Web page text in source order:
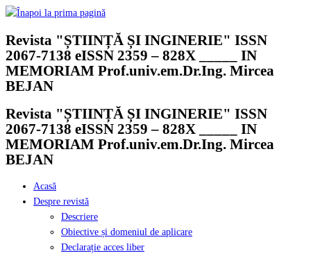
Skip
content
Revista "ȘTIINȚĂ ȘI INGINERIE" ISSN
2067-7138 eISSN 2359 – 828X _____ IN
MEMORIAM Prof.univ.em.Dr.Ing. Mircea
BEJAN
Revista "ȘTIINȚĂ ȘI INGINERIE" ISSN
2067-7138 eISSN 2359 – 828X _____ IN
MEMORIAM Prof.univ.em.Dr.Ing. Mircea
BEJAN
Acasă
Despre revistă
Descriere
Obiective și domeniul de aplicare
Declarație acces liber